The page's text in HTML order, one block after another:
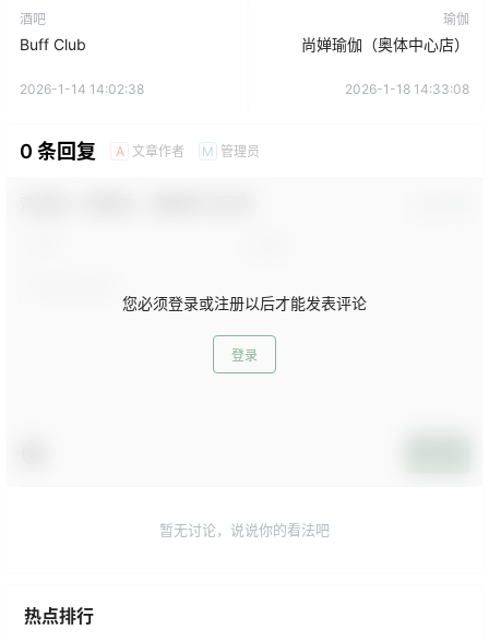
酒吧
Buff Club
2026-1-14 14:02:38
瑜伽
尚婵瑜伽（奥体中心店）
2026-1-18 14:33:08
0 条回复 A 文章作者 M 管理员
您必须登录或注册以后才能发表评论
登录
暂无讨论，说说你的看法吧
热点排行